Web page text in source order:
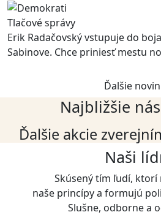
Tlačové správy
Erik Radačovský vstupuje do
Sabinove. Chce priniesť mestu
Ďalšie
Najbližšie
Ďalšie akcie
Naši
Skúsený tím ľudí,
naše princípy a formujú
Slušne, odborne a